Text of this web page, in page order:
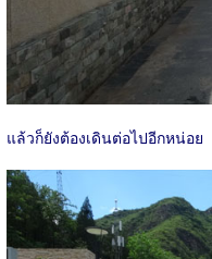
แล้วก็ยังต้องเดินต่อไปอีกหน่อย